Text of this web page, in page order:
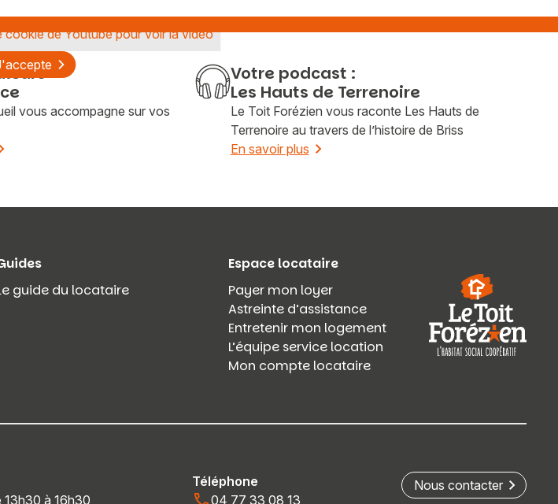
de Youtube pour voir la vidéo
vous accompagne sur vos
Votre podcast :
Les Hauts de Terrenoire
Le Toit Forézien vous raconte Les Hauts de
Terrenoire au travers de l’histoire de Briss
En savoir plus
guide du locataire
Espace locataire
Payer mon loyer
Astreinte d’assistance
Entretenir mon logement
L’équipe service location
Mon compte locataire
13h30 à 16h30
Téléphone
04 77 33 08 13
Nous contacter